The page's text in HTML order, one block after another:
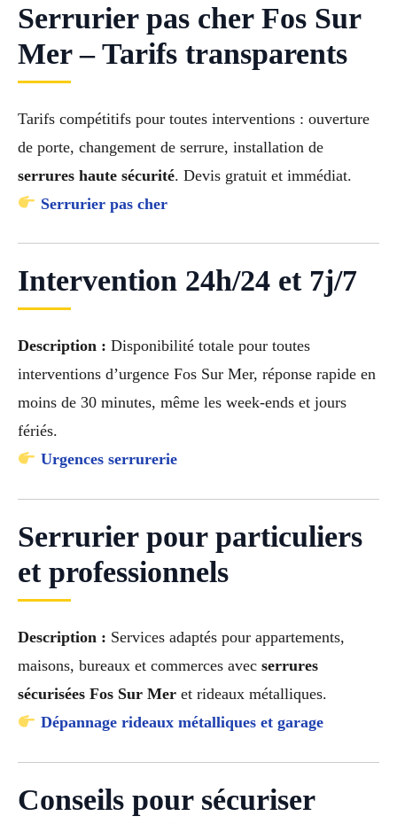
Serrurier pas cher Fos Sur
Mer – Tarifs transparents
Tarifs compétitifs pour toutes interventions : ouverture
de porte, changement de serrure, installation de
serrures haute sécurité. Devis gratuit et immédiat.
Serrurier pas cher
Intervention 24h/24 et 7j/7
Description : Disponibilité totale pour toutes
interventions d’urgence Fos Sur Mer, réponse rapide en
moins de 30 minutes, même les week-ends et jours
fériés.
Urgences serrurerie
Serrurier pour particuliers
et professionnels
Description : Services adaptés pour appartements,
maisons, bureaux et commerces avec serrures
sécurisées Fos Sur Mer et rideaux métalliques.
Dépannage rideaux métalliques et garage
Conseils pour sécuriser